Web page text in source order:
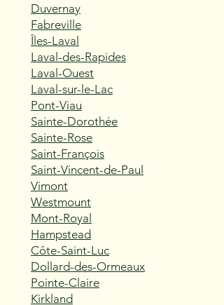
Duvernay
Fabreville
Îles-Laval
Laval-des-Rapides
Laval-Ouest
Laval-sur-le-Lac
Pont-Viau
Sainte-Dorothée
Sainte-Rose
Saint-François
Saint-Vincent-de-Paul
Vimont
Westmount
Mont-Royal
Hampstead
Côte-Saint-Luc
Dollard-des-Ormeaux
Pointe-Claire
Kirkland